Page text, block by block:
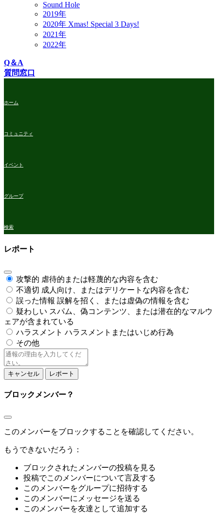
Sound Hole
2019年
2020年 Xmas! Special 3 Days!
2021年
2022年
Q＆A
質問窓口
ホーム
コミュニティ
イベント
グループ
検索
レポート
攻撃的 虐待的または軽蔑的な内容を含む
不適切 成人向け、またはデリケートな内容を含む
誤った情報 誤解を招く、または虚偽の情報を含む
疑わしい スパム、偽コンテンツ、または潜在的なマルウ
ェアが含まれている
ハラスメント ハラスメントまたはいじめ行為
その他
レ
ポ
ー
ノ
ト
レポート
ブロックメンバー？
このメンバーをブロックすることを確認してください。
もうできないだろう：
ブロックされたメンバーの投稿を見る
投稿でこのメンバーについて言及する
このメンバーをグループに招待する
このメンバーにメッセージを送る
このメンバーを友達として追加する